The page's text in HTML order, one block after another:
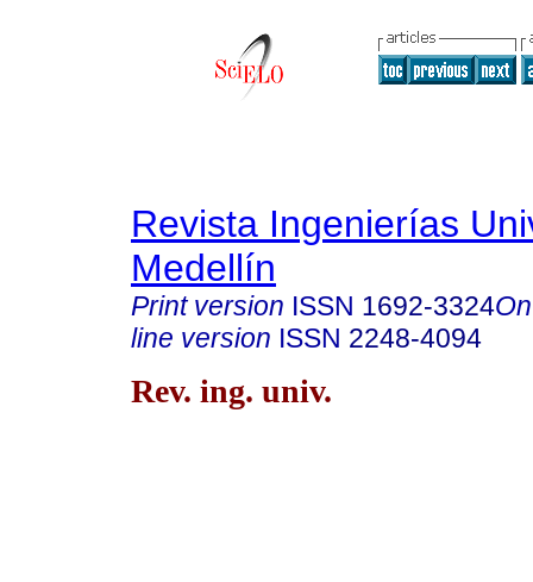
Revista Ingenierías
Medellín
Print version ISSN 1692-3324
line version ISSN 2248-4094
Rev. ing. univ.